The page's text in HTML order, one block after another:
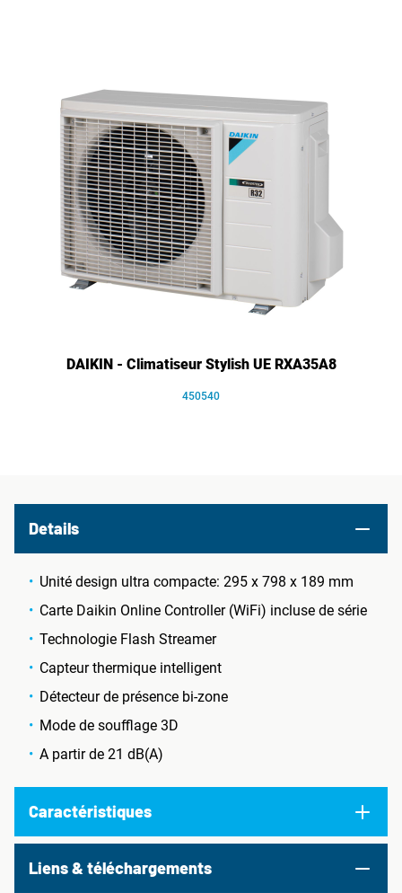
DAIKIN - Climatiseur Stylish UE RXA35A8
450540
Details
Unité design ultra compacte: 295 x 798 x 189 mm
Carte Daikin Online Controller (WiFi) incluse de série
Technologie Flash Streamer
Capteur thermique intelligent
Détecteur de présence bi-zone
Mode de soufflage 3D
A partir de 21 dB(A)
Caractéristiques
Liens & téléchargements